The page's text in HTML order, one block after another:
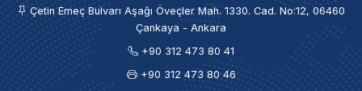
Çetin Emeç Bulvarı Aşağı Öveçler Mah. 1330. Cad. No:12, 06460
Çankaya - Ankara
+90 312 473 80 41
+90 312 473 80 46